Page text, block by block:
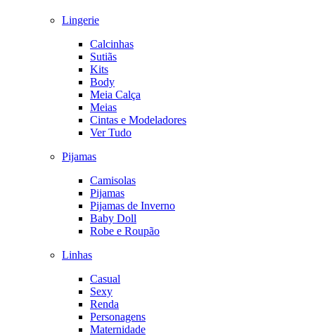
Lingerie
Calcinhas
Sutiãs
Kits
Body
Meia Calça
Meias
Cintas e Modeladores
Ver Tudo
Pijamas
Camisolas
Pijamas
Pijamas de Inverno
Baby Doll
Robe e Roupão
Linhas
Casual
Sexy
Renda
Personagens
Maternidade